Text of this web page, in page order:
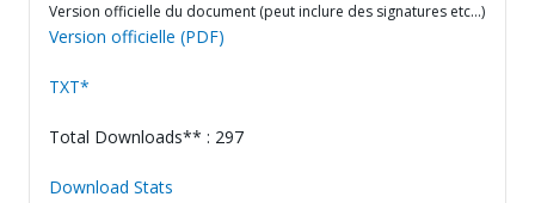
Version officielle du document (peut inclure des signatures etc…)
Version officielle (PDF)
TXT*
Total Downloads** : 297
Download Stats